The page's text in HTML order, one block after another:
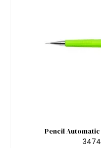
Pencil Automatic